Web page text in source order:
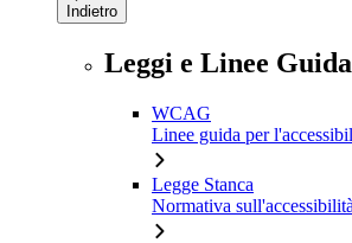
Indietro
Leggi e Linee Guida
WCAG
Linee guida per
Legge Stanca
Normativa